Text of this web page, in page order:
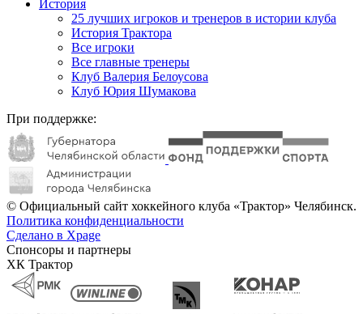
История
25 лучших игроков и тренеров в истории клуба
История Трактора
Все игроки
Все главные тренеры
Клуб Валерия Белоусова
Клуб Юрия Шумакова
При поддержке:
© Официальный сайт хоккейного клуба «Трактор» Челябинск.
Политика конфиденциальности
Сделано в Xpage
Спонсоры и партнеры
ХК Трактор